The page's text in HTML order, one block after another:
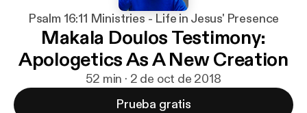
Psalm 16:11 Ministries - Life in Jesus' Presence
Makala Doulos Testimony:
Apologetics As A New Creation
52 min · 2 de oct de 2018
Prueba gratis